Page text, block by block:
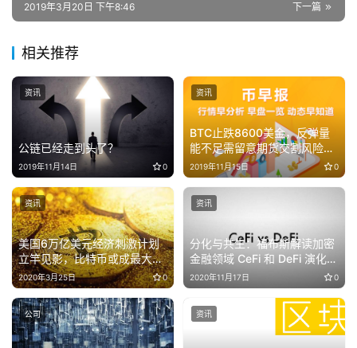
下一篇
2019年3月20日 下午8:46
相关推荐
公链已经走到头了？
2019年11月14日 0
资讯
BTC止跌8600美金，反弹量
能不足需留意期货交割风险；
以太坊2.0转PoS之后，ETH可
能会被视为“证券” | 币早报
1115
2019年11月15日 0
资讯
美国6万亿美元经济刺激计划
立竿见影，比特币或成最大赢
家
2020年3月25日 0
资讯
分化与共生：福布斯解读加密
金融领域 CeFi 和 DeFi 演化路
径
2020年11月17日 0
资讯
公司 资讯